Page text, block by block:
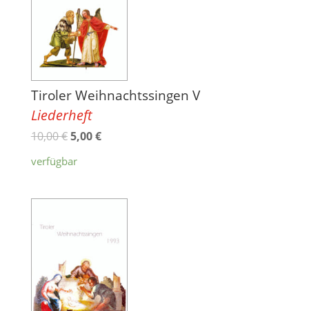
Tiroler Weihnachtssingen V
Liederheft
10,00€5,00€
verfügbar